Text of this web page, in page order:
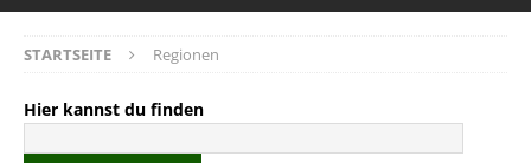
STARTSEITE Regionen
Hier kannst du finden